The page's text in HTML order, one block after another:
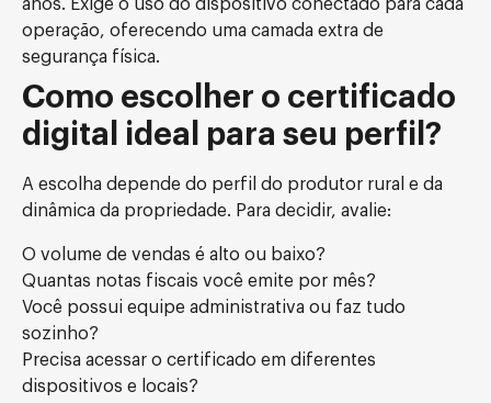
anos. Exige o uso do dispositivo conectado para cada
operação, oferecendo uma camada extra de
segurança física.
Como escolher o certificado
digital ideal para seu perfil?
A escolha depende do perfil do produtor rural e da
dinâmica da propriedade. Para decidir, avalie:
O volume de vendas é alto ou baixo?
Quantas notas fiscais você emite por mês?
Você possui equipe administrativa ou faz tudo
sozinho?
Precisa acessar o certificado em diferentes
dispositivos e locais?